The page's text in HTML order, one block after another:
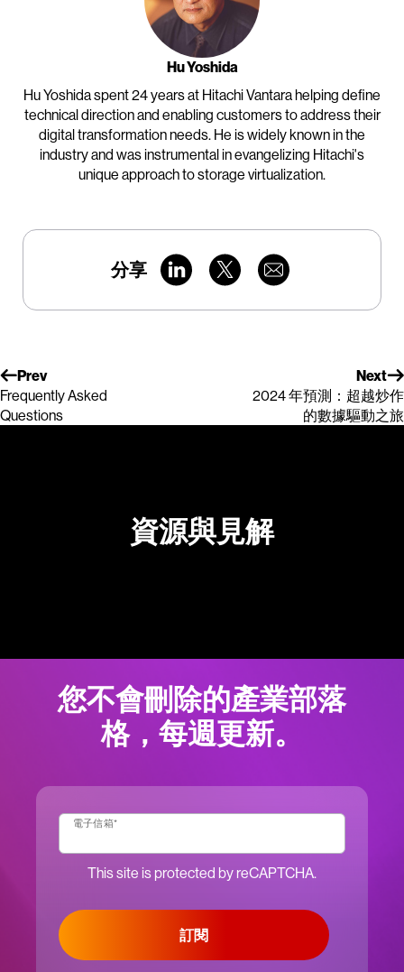
Hu Yoshida
Hu Yoshida spent 24 years at Hitachi Vantara helping define
technical direction and enabling customers to address their
digital transformation needs. He is widely known in the
industry and was instrumental in evangelizing Hitachi's
unique approach to storage virtualization.
分享
Prev
Frequently Asked
Questions
Next
2024 年預測：超越炒作
的數據驅動之旅
資源與見解
您不會刪除的產業部落
格，每週更新。
電子信箱*
This site is protected by reCAPTCHA.
訂閱